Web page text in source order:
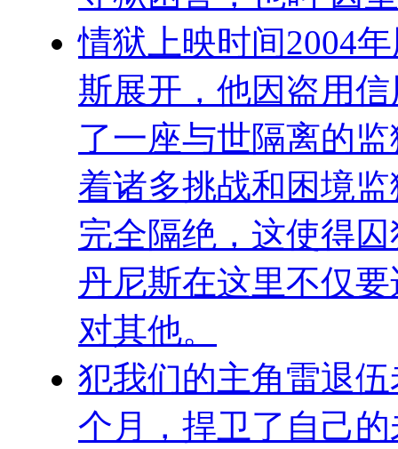
情狱上映时间2004
斯展开，他因盗用
了一座与世隔离的
着诸多挑战和困境
完全隔绝，这使得
丹尼斯在这里不仅
对其他。
犯我们的主角雷退
个月，捍卫了自己